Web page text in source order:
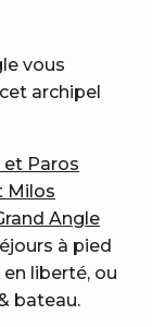
vous
archipel
et Paros
Milos
Angle
à pied
liberté, ou
bateau.